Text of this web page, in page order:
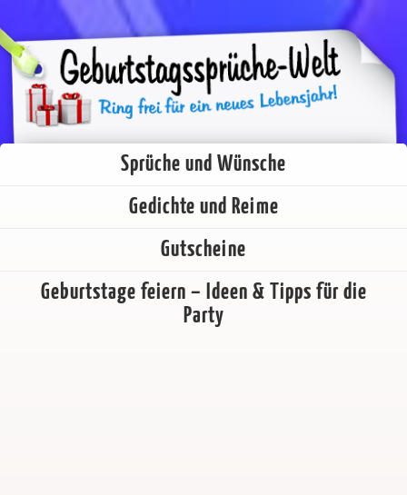
Sprüche und Wünsche
Gedichte und Reime
Gutscheine
Geburtstage feiern – Ideen & Tipps für die
Party